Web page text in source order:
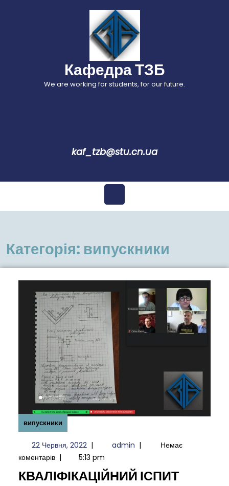
Кафедра ТЗБ
We are working for students, for our future.
kaf_tzb@stu.cn.ua
Відкрити
меню
Категорія: випускники
випускники
22 Червня, 202222
Червня,
2022
| admin admin
|
Немає
коментарів | 5:13 pm
КВАЛІФІКАЦІЙНИЙ ІСПИТ